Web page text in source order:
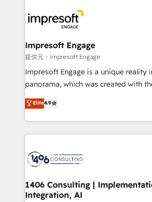
business with HubSpot? Let Cebra’s
you grow faster, smarter, and with
and—most importantly—simple.
into bold ideas and shape them into
products and strategies that actually
difference.
Impresoft Engage
提供元：Impresoft Engage
Impresoft Engage is a unique reality
panorama, which was created with
putting Customer Experience at the
creating digital environments
people, processes and data. We offer the best
digital solutions on the market,
marketing automation to online and
allowing companies to optimize
the needs of the customer. We are part of Impresoft
Elite4.9
1406 Consulting |
Integration, AI